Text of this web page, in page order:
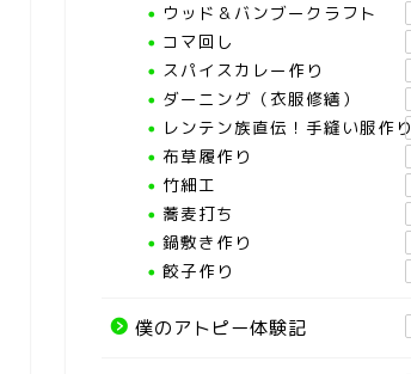
ウッド＆バンブークラフト
コマ回し
スパイスカレー作り
ダーニング（衣服修繕）
レンテン族直伝！手縫い服作り
布草履作り
竹細工
蕎麦打ち
鍋敷き作り
餃子作り
僕のアトピー体験記